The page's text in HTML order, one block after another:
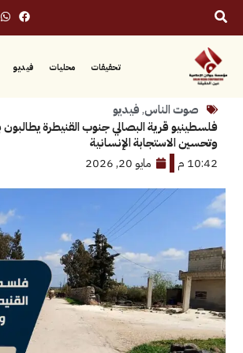
محليات فيديو
الناس ,فيديو
قرية البصالي جنوب القنيطرة يطالبون بإنهاء
الإنسانية
مايو 20, 2026